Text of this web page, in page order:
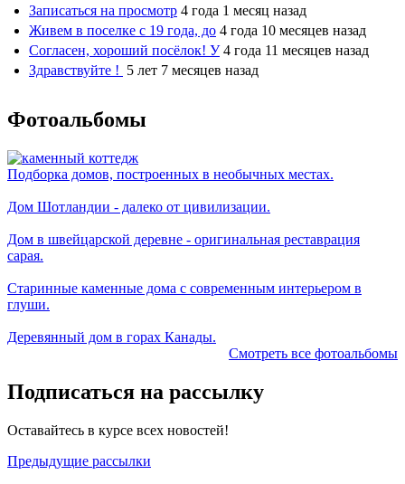
Записаться на просмотр 4 года 1 месяц назад
Живем в поселке с 19 года, до 4 года 10 месяцев назад
Согласен, хороший посёлок! У 4 года 11 месяцев назад
Здравствуйте ! 5 лет 7 месяцев назад
Фотоальбомы
Подборка домов, построенных в необычных местах.
Дом Шотландии - далеко от цивилизации.
Дом в швейцарской деревне - оригинальная реставрация
сарая.
Старинные каменные дома с современным интерьером в
глуши.
Деревянный дом в горах Канады.
Смотреть все фотоальбомы
Подписаться на рассылку
Оставайтесь в курсе всех новостей!
Предыдущие рассылки